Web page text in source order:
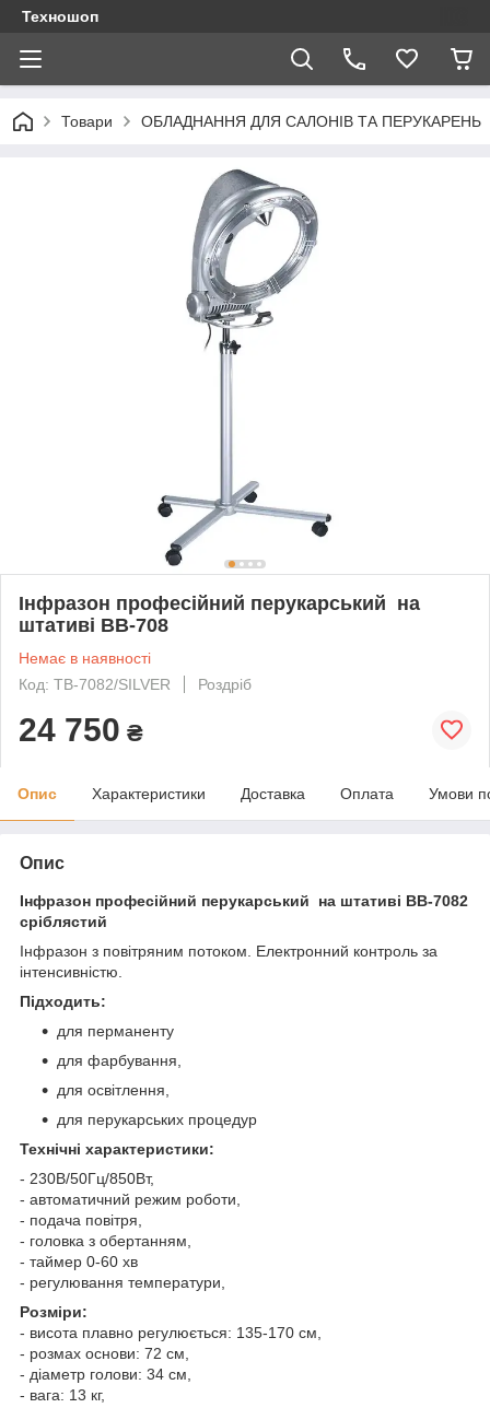
Техношоп
Товари ОБЛАДНАННЯ ДЛЯ САЛОНІВ ТА ПЕРУКАРЕНЬ
Інфразон професійний перукарський на
штативі ВВ-708
Немає в наявності
Код: TB-7082/SILVER
Роздріб
24 750 ₴
Опис Характеристики Доставка Оплата Умови
Опис
Інфразон професійний перукарський на штативі ВВ-7082
сріблястий
Інфразон з повітряним потоком. Електронний контроль за
інтенсивністю.
Підходить:
для перманенту
для фарбування,
для освітлення,
для перукарських процедур
Технічні характеристики:
- 230В/50Гц/850Вт,
- автоматичний режим роботи,
- подача повітря,
- головка з обертанням,
- таймер 0-60 хв
- регулювання температури,
Розміри:
- висота плавно регулюється: 135-170 см,
- розмах основи: 72 см,
- діаметр голови: 34 см,
- вага: 13 кг,